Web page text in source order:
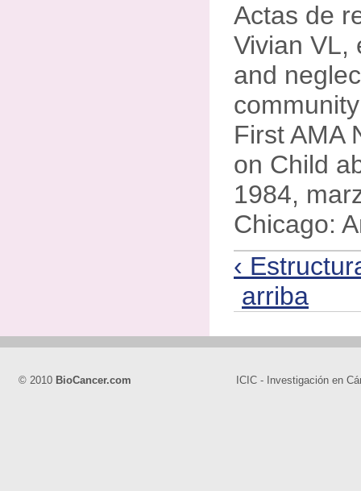
Actas de
Vivian VL,
and
First AMA
on Child
1984,
Chicago:
‹
arriba
© 2010 BioCancer.com ICIC - Investigación en